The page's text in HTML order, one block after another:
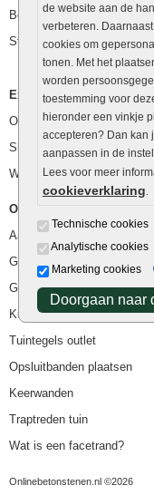
de website aan de
verbeteren.
cookies om
tonen. Met het
worden
toestemming voor
hieronder een vinkje
accepteren? Dan kan
aanpassen in de
Lees voor meer
cookieverklaring.
Technische cookies
Analytische cookies
Marketing cookies
Doorgaan naar
Betonblokken
Stapelstenen
Extra benodigdheden
Ophoogzand
Siergrind en siersplit
Waterafvoer
Overig
Aanbiedingen
Goedkope bestrating
Goedkope tuintegels
Kunstgras
Tuintegels outlet
Opsluitbanden plaatsen
Keerwanden
Traptreden tuin
Wat is een facetrand?
Onlinebetonstenen.nl ©2026